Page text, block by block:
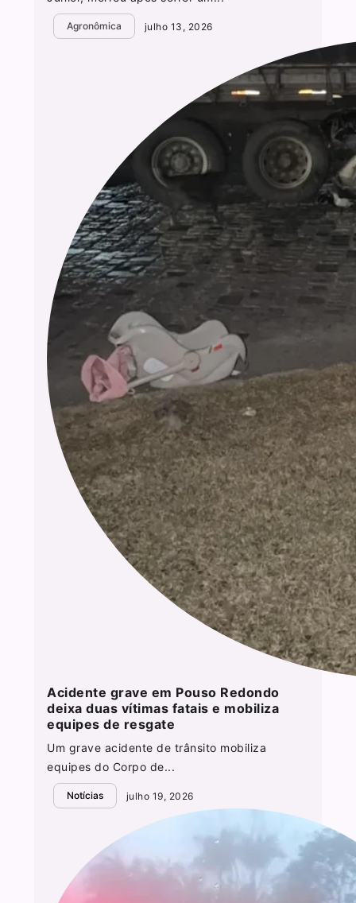
Agronômica julho 13, 2026
Acidente grave em Pouso Redondo
deixa duas vítimas fatais e mobiliza
equipes de resgate
Um grave acidente de trânsito mobiliza
equipes do Corpo de...
Notícias julho 19, 2026